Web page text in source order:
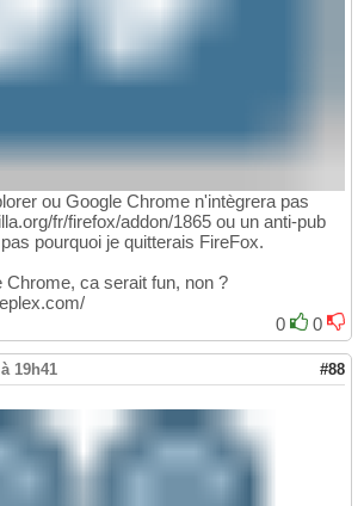
ou Google Chrome n'intègrera pas
fr/firefox/addon/1865 ou un anti-pub
pourquoi je quitterais FireFox.
ca serait fun, non ?
0
0
19h41 #88